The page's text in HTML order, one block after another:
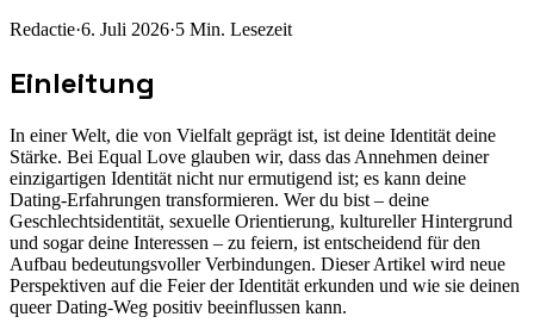
Redactie·6. Juli 2026·5 Min. Lesezeit
Einleitung
In einer Welt, die von Vielfalt geprägt ist, ist deine Identität deine
Stärke. Bei Equal Love glauben wir, dass das Annehmen deiner
einzigartigen Identität nicht nur ermutigend ist; es kann deine
Dating-Erfahrungen transformieren. Wer du bist – deine
Geschlechtsidentität, sexuelle Orientierung, kultureller Hintergrund
und sogar deine Interessen – zu feiern, ist entscheidend für den
Aufbau bedeutungsvoller Verbindungen. Dieser Artikel wird neue
Perspektiven auf die Feier der Identität erkunden und wie sie deinen
queer Dating-Weg positiv beeinflussen kann.